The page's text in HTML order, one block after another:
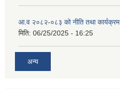
आ.व २०८२-०८३ को नीति तथा कार्यक्रम
मिति: 06/25/2025 - 16:25
अन्य